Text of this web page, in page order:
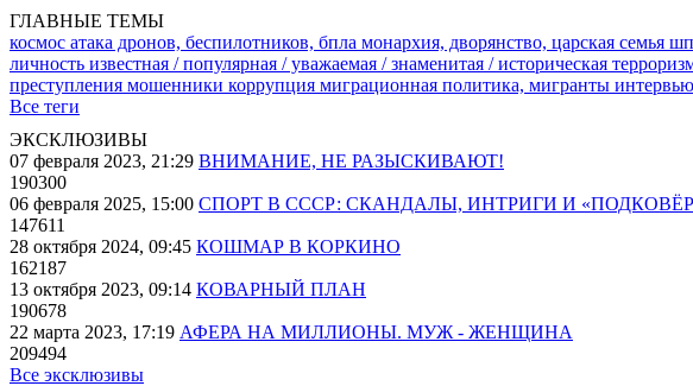
ГЛАВНЫЕ ТЕМЫ
космос атака дронов, беспилотников, бпла монархия, дворянство, царская семья
личность известная / популярная / уважаемая / знаменитая / историческая
преступления мошенники коррупция миграционная политика, мигранты интервью
Все теги
ЭКСКЛЮЗИВЫ
07 февраля 2023, 21:29 ВНИМАНИЕ, НЕ РАЗЫСКИВАЮТ!
190300
06 февраля 2025, 15:00 СПОРТ В СССР: СКАНДАЛЫ, ИНТРИГИ И
147611
28 октября 2024, 09:45 КОШМАР В КОРКИНО
162187
13 октября 2023, 09:14 КОВАРНЫЙ ПЛАН
190678
22 марта 2023, 17:19 АФЕРА НА МИЛЛИОНЫ. МУЖ - ЖЕНЩИНА
209494
Все эксклюзивы